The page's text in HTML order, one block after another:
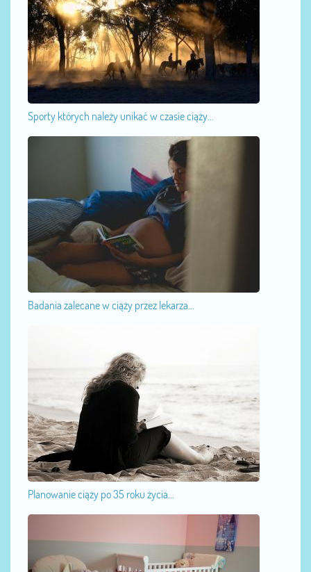
Sporty których należy unikać w czasie ciąży...
Badania zalecane w ciąży przez lekarza...
Planowanie ciąży po 35 roku życia...